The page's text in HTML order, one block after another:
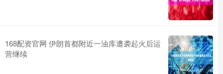
168配资官网 伊朗首都附近一油库遭袭起火后运
营继续